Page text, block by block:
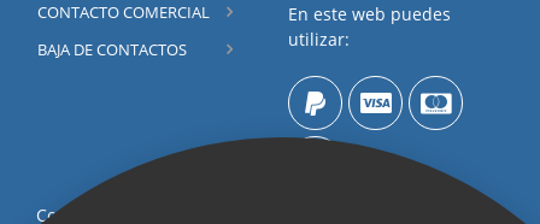
CONTACTO COMERCIAL
BAJA DE CONTACTOS
En este web puedes
utilizar:
Contacta por